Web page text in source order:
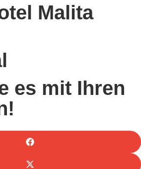
Malita
es mit Ihren